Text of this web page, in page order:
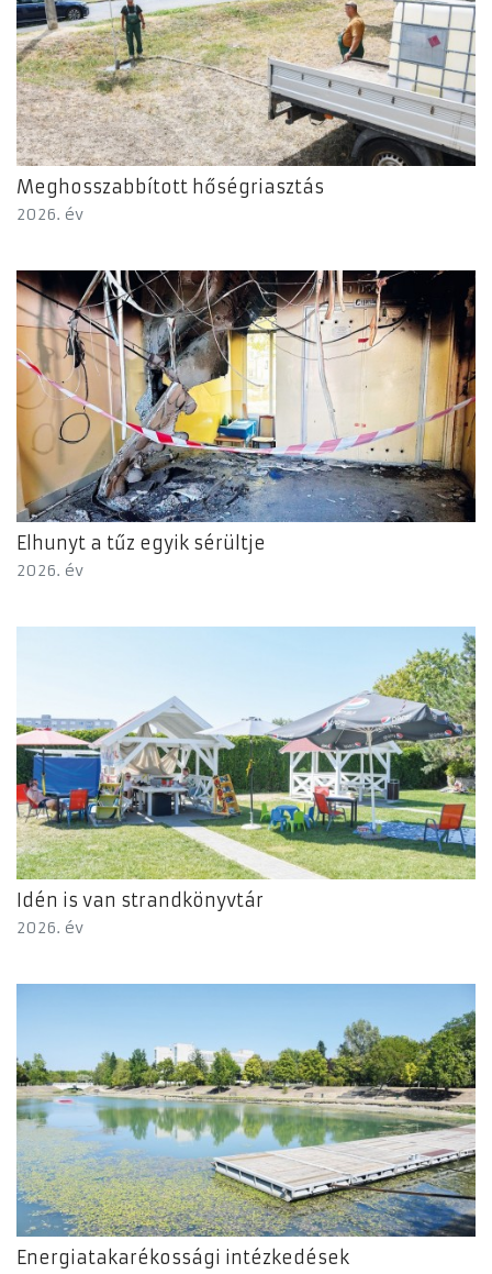
Meghosszabbított hőségriasztás
2026. év
Elhunyt a tűz egyik sérültje
2026. év
Idén is van strandkönyvtár
2026. év
Energiatakarékossági intézkedések